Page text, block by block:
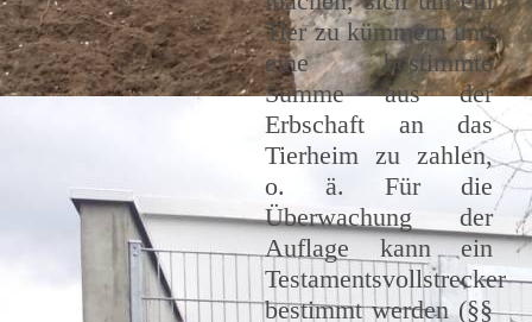
Tier zu kümmern und
eine bestimmte
Summe aus der
Erbschaft an das
Tierheim zu zahlen,
o. ä. Für die
Überwachung der
Auflage kann ein
Testamentsvollstrecker
bestimmt werden (§§